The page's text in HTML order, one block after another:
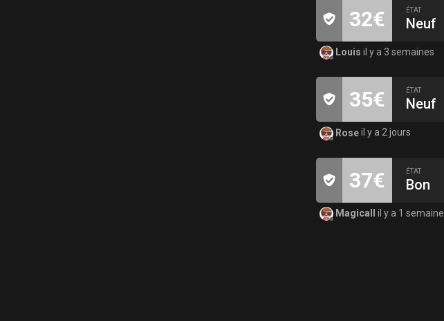
32€ ÉTAT
Neuf
Louis il y a 3 semaines
35€ ÉTAT
Neuf
Roseil y a 2 jours
37€ ÉTAT
Bon
Magicall il y a 1 semaine